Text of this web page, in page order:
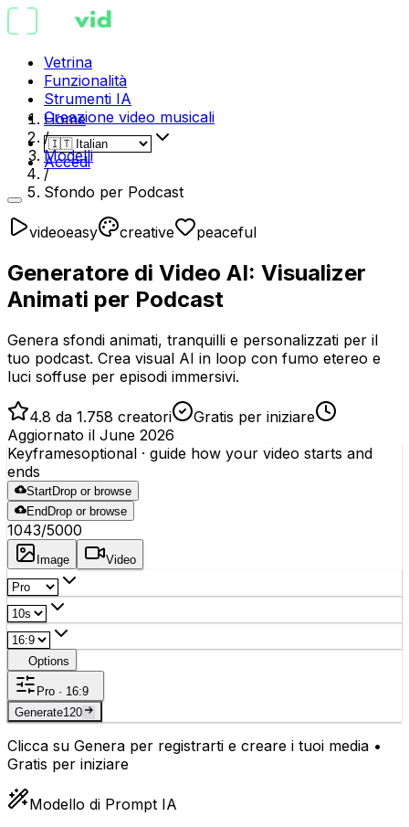
Vetrina
Funzionalità
Strumenti IA
Creazione video musicali
Accedi
Home
/
Modelli
/
Sfondo per Podcast
videoeasy creative peaceful
Generatore di Video AI: Visualizer
Animati per Podcast
Genera sfondi animati, tranquilli e personalizzati per il
tuo podcast. Crea visual AI in loop con fumo etereo e
luci soffuse per episodi immersivi.
4.8 da 1.758 creatori
Gratis per iniziare
Aggiornato il June 2026
Keyframesoptional · guide how your video starts and
ends
StartDrop or browse
End Drop or browse
1043/5000
Image Video
Options
Pro · 16:9
Generate120
Clicca su Genera per registrarti e creare i tuoi media •
Gratis per iniziare
Modello di Prompt IA